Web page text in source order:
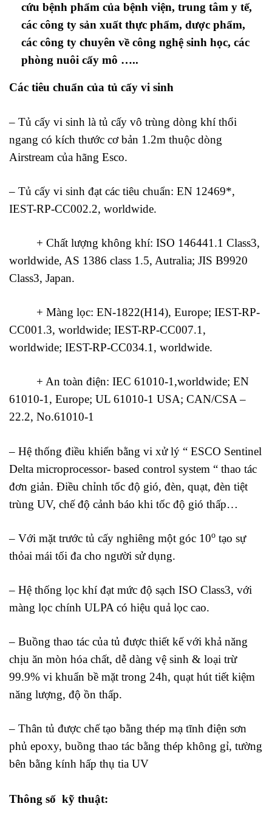
cứu bệnh phẩm của bệnh viện, trung tâm y tế,
các công ty sản xuất thực phẩm, dược phẩm,
các công ty chuyên về công nghệ sinh học, các
phòng nuôi cấy mô …..
Các tiêu chuẩn của tủ cấy vi sinh
– Tủ cấy vi sinh là tủ cấy vô trùng dòng khí thổi
ngang có kích thước cơ bản 1.2m thuộc dòng
Airstream của hãng Esco.
– Tủ cấy vi sinh đạt các tiêu chuẩn: EN 12469*,
IEST-RP-CC002.2, worldwide.
+ Chất lượng không khí: ISO 146441.1 Class3,
worldwide, AS 1386 class 1.5, Autralia; JIS B9920
Class3, Japan.
+ Màng lọc: EN-1822(H14), Europe; IEST-RP-
CC001.3, worldwide; IEST-RP-CC007.1,
worldwide; IEST-RP-CC034.1, worldwide.
+ An toàn điện: IEC 61010-1,worldwide; EN
61010-1, Europe; UL 61010-1 USA; CAN/CSA –
22.2, No.61010-1
– Hệ thống điều khiển bằng vi xử lý “ ESCO Sentinel
Delta microprocessor- based control system “ thao tác
đơn giản. Điều chỉnh tốc độ gió, đèn, quạt, đèn tiệt
trùng UV, chế độ cảnh báo khi tốc độ gió thấp…
– Với mặt trước tủ cấy nghiêng một góc 10o tạo sự
thỏai mái tối đa cho người sử dụng.
– Hệ thống lọc khí đạt mức độ sạch ISO Class3, với
màng lọc chính ULPA có hiệu quả lọc cao.
– Buồng thao tác của tủ được thiết kế với khả năng
chịu ăn mòn hóa chất, dễ dàng vệ sinh & loại trừ
99.9% vi khuẩn bề mặt trong 24h, quạt hút tiết kiệm
năng lượng, độ ồn thấp.
– Thân tủ được chế tạo bằng thép mạ tĩnh điện sơn
phủ epoxy, buồng thao tác bằng thép không gỉ, tường
bên bằng kính hấp thụ tia UV
Thông số kỹ thuật: